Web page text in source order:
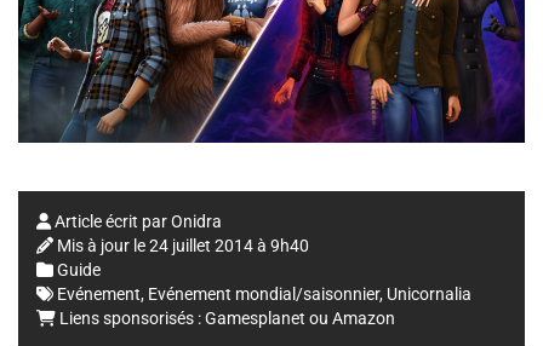
Article écrit parOnidra
Mis à jour le24 juillet 2014 à 9h40
Guide
Evénement, Evénement mondial/saisonnier, Unicornalia
Liens sponsorisés :Gamesplanet ou Amazon